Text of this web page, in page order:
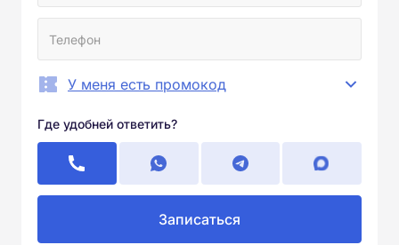
У меня есть промокод
Где удобней ответить?
Записаться